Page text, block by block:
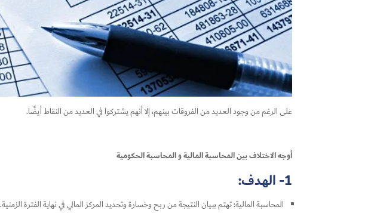
على الرغم من وجود العديد من الفروقات بينهم، إلا أنهم يشتركوا في العديد من النقاط أيضًا.
أوجه الاختلاف بين المحاسبة المالية و المحاسبة الحكومية
1- الهدف:
المحاسبة المالية: تهتم ببيان النتيجة من ربح وخسارة وتحديد المركز المالي في نهاية الفترة الزمنية.